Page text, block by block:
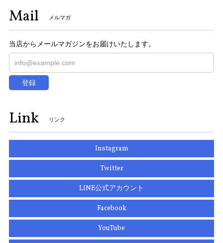
Mail メルマガ
当店からメールマガジンをお届けいたします。
登録
Link リンク
Instagram
Twitter
LINE公式アカウント
Facebook
YouTube